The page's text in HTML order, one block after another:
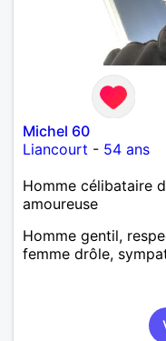
Michel 60
Liancourt - 54 ans
Homme célibataire
amoureuse
Homme gentil,
femme drôle,